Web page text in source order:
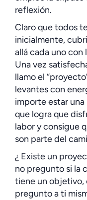
reflexión.
Claro que todos
inicialmente,
allá cada uno con
Una vez
llamo el
levantes con
importe estar una
que logra que
labor y consigue
son parte del
¿ Existe un
no pregunto si la
tiene un objetivo,
pregunto a ti